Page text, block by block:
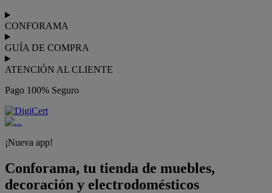
CONFORAMA
GUÍA DE COMPRA
ATENCIÓN AL CLIENTE
Pago 100% Seguro
¡Nueva app!
Conforama, tu tienda de muebles,
decoración y electrodomésticos